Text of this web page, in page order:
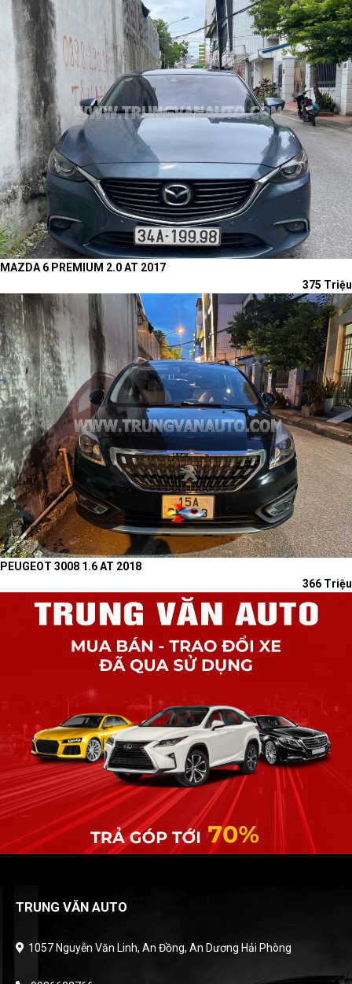
MAZDA 6 PREMIUM 2.0 AT 2017
375 Triệu
PEUGEOT 3008 1.6 AT 2018
366 Triệu
TRUNG VĂN AUTO
1057 Nguyễn Văn Linh, An Đồng, An Dương Hải Phòng